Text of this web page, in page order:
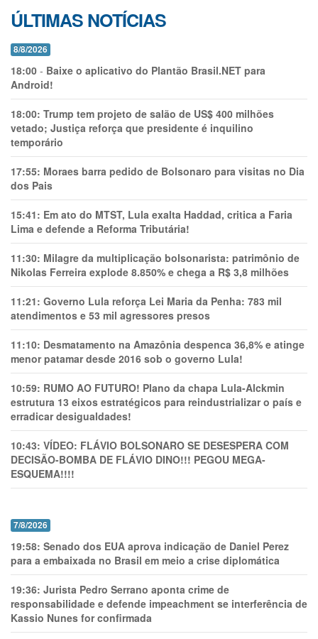
ÚLTIMAS NOTÍCIAS
8/8/2026
18:00 - Baixe o aplicativo do Plantão Brasil.NET para
Android!
18:00: Trump tem projeto de salão de US$ 400 milhões
vetado; Justiça reforça que presidente é inquilino
temporário
17:55: Moraes barra pedido de Bolsonaro para visitas no Dia
dos Pais
15:41: Em ato do MTST, Lula exalta Haddad, critica a Faria
Lima e defende a Reforma Tributária!
11:30: Milagre da multiplicação bolsonarista: patrimônio de
Nikolas Ferreira explode 8.850% e chega a R$ 3,8 milhões
11:21: Governo Lula reforça Lei Maria da Penha: 783 mil
atendimentos e 53 mil agressores presos
11:10: Desmatamento na Amazônia despenca 36,8% e atinge
menor patamar desde 2016 sob o governo Lula!
10:59: RUMO AO FUTURO! Plano da chapa Lula-Alckmin
estrutura 13 eixos estratégicos para reindustrializar o país e
erradicar desigualdades!
10:43: VÍDEO: FLÁVIO BOLSONARO SE DESESPERA COM
DECISÃO-BOMBA DE FLÁVIO DINO!!! PEGOU MEGA-
ESQUEMA!!!!
7/8/2026
19:58: Senado dos EUA aprova indicação de Daniel Perez
para a embaixada no Brasil em meio a crise diplomática
19:36: Jurista Pedro Serrano aponta crime de
responsabilidade e defende impeachment se interferência de
Kassio Nunes for confirmada